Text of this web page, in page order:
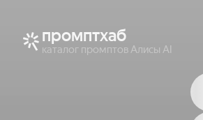
промптхаб
каталог промптов Алисы AI